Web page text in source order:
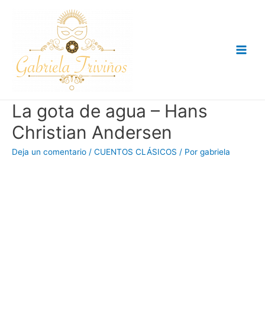
La gota de agua – Hans
Christian Andersen
Deja un comentario / CUENTOS CLÁSICOS / Por gabriela